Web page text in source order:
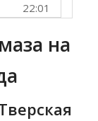
22:01
на